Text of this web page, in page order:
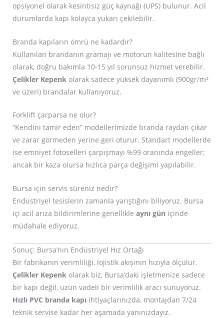
opsiyonel olarak kesintisiz güç kaynağı (UPS) bulunur. Acil
durumlarda kapı kolayca yukarı çekilebilir.
Branda kapıların ömrü ne kadardır?
Kullanılan brandanın gramajı ve motorun kalitesine bağlı
olarak, doğru bakımla 10-15 yıl sorunsuz hizmet verebilir.
Çelikler Kepenk olarak sadece yüksek dayanımlı (900gr/m²
ve üzeri) brandalar kullanıyoruz.
Forklift çarparsa ne olur?
“Kendini tamir eden” modellerimizde branda raydan çıkar
ve zarar görmeden yerine geri oturur. Standart modellerde
ise emniyet fotoselleri çarpışmayı %99 oranında engeller;
ancak bir kaza olursa hızlıca parça değişimi yapılabilir.
Bursa için servis süreniz nedir?
Endüstriyel tesislerin zamanla yarıştığını biliyoruz. Bursa
içi acil arıza bildirimlerine genellikle aynı gün içinde
müdahale ediyoruz.
Sonuç: Bursa’nın Endüstriyel Hız Ortağı
Bir fabrikanın verimliliği, lojistik akışının hızıyla ölçülür.
Çelikler Kepenk olarak biz, Bursa’daki işletmenize sadece
bir kapı değil, uzun vadeli bir verimlilik aracı sunuyoruz.
Hızlı PVC branda kapı ihtiyaçlarınızda, montajdan 7/24
teknik servise kadar her aşamada yanınızdayız.